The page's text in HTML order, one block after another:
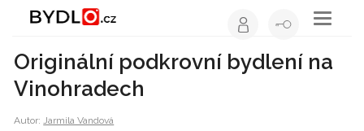
Toggle
Originální podkrovní bydlení na
Vinohradech
Autor:Jarmila Vandová